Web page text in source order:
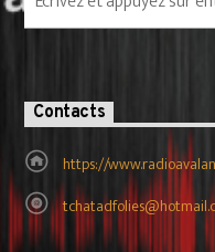
Contacts
https://